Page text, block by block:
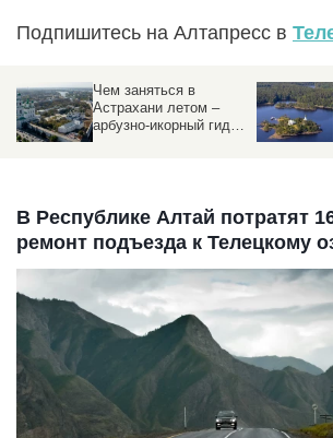
Подпишитесь на Алтапресс в
Чем заняться в
Астрахани летом –
арбузно-икорный гид
В Республике Алтай потратят
ремонт подъезда к Телецкому